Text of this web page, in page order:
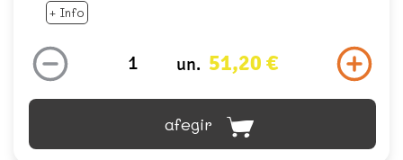
+ Info
un. 51,20 €
afegir